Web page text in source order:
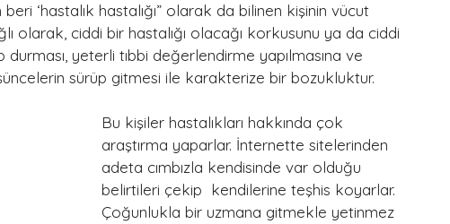
‘hastalık hastalığı” olarak da bilinen kişinin vücut
olarak, ciddi bir hastalığı olacağı korkusunu ya da ciddi
durması, yeterli tıbbi değerlendirme yapılmasına ve
sürüp gitmesi ile karakterize bir bozukluktur.
Bu kişiler hastalıkları hakkında çok
araştırma yaparlar. İnternette sitelerinden
adeta cımbızla kendisinde var olduğu
belirtileri çekip  kendilerine teşhis koyarlar.
Çoğunlukla bir uzmana gitmekle yetinmez